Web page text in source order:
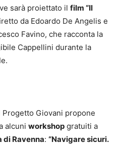
sarà proiettato il film “Il
da Edoardo De Angelis e
Favino, che racconta la
Cappellini durante la
Progetto Giovani propone
alcuni workshop gratuiti a
di Ravenna: “Navigare sicuri.